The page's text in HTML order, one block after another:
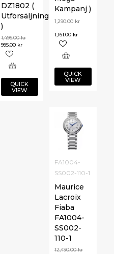
Kampanj )
1,290.00 kr
1,161.00 kr
QUICK
VIEW
DZ1802 (
Utförsäljning
)
1,495.00kr
995.00 kr
QUICK
VIEW
FA1004-
SS002-110-1
Maurice
Lacroix
Fiaba
FA1004-
SS002-
110-1
12,490.00kr